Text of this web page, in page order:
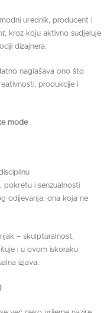
urednik, producent i
, kroz koju aktivno sudjeluje
dizajnera.
naglašava ono što
produkcije i
mode
pokretu i senzualnosti
odijevanja; ona koja ne
– skulpturalnost,
i u ovom iskoraku
izjava.